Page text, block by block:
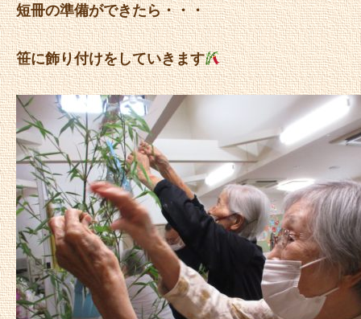
短冊の準備ができたら・・・
笹に飾り付けをしていきます